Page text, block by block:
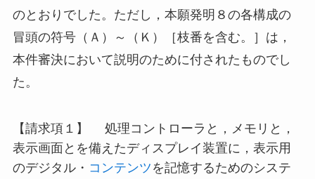
のとおりでした。ただし，本願発明８の各構成の
冒頭の符号（Ａ）～（Ｋ）［枝番を含む。］は，
本件審決において説明のために付されたものでし
た。
【請求項１】 処理コントローラと，メモリと，
表示画面とを備えたディスプレイ装置に，表示用
のデジタル・ コンテンツ を記憶するためのシステ